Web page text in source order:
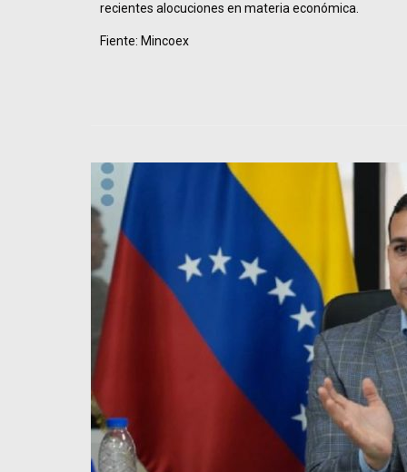
recientes alocuciones en materia económica.
Fiente: Mincoex